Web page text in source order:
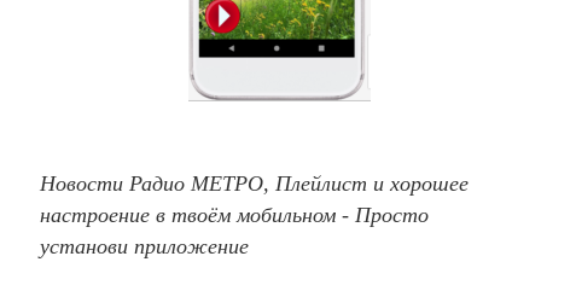
Новости Радио МЕТРО, Плейлист и хорошее
настроение в твоём мобильном - Просто
установи приложение